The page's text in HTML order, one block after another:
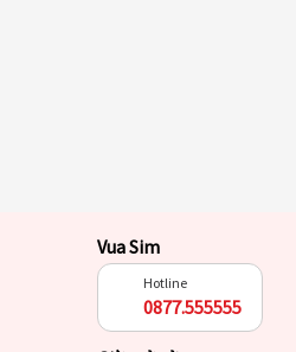
Vua Sim
Hotline
0877.555555